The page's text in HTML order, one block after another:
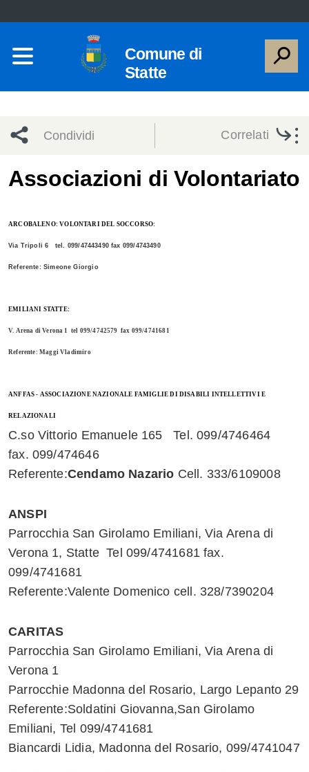
Comune di
Statte
Condividi
Condividi
Condividi
Whatsapp
Correlati
Associazioni di Volontariato
ARCOBALENO: VOLONTARI DEL SOCCORSO:
Via Tripoli 6 tel. 099/47443490 fax 099/4743490
Referente: Simeone Giorgio
EMILIANI STATTE:
V. Arena di Verona 1 tel 099/4742579 fax 099/4741681
Referente: Maggi Vladimiro
ANFFAS - ASSOCIAZIONE NAZIONALE FAMIGLIE DI DISABILI INTELLETTIVI E
RELAZIONALI
C.so Vittorio Emanuele 165 Tel. 099/4746464
fax. 099/474646
Referente:Cendamo Nazario Cell. 333/6109008
ANSPI
Parrocchia San Girolamo Emiliani, Via Arena di
Verona 1, Statte Tel 099/4741681 fax.
099/4741681
Referente:Valente Domenico cell. 328/7390204
CARITAS
Parrocchia San Girolamo Emiliani, Via Arena di
Verona 1
Parrocchie Madonna del Rosario, Largo Lepanto 29
Referente:Soldatini Giovanna,San Girolamo
Emiliani, Tel 099/4741681
Biancardi Lidia, Madonna del Rosario, 099/4741047